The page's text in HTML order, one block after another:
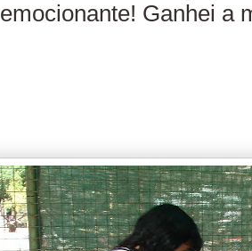
emocionante! Ganhei a